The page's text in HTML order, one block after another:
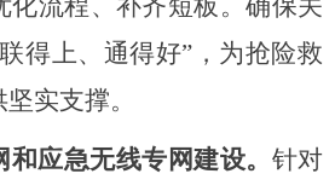
化流程、补齐短板。确保关
得上、通得好”，为抢险救
实支撑。
应急无线专网建设。 针对